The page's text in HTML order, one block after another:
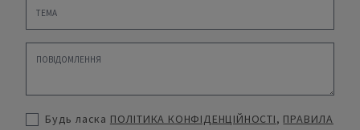
Будь ласка ПОЛІТИКА КОНФІДЕНЦІЙНОСТІ, ПРАВИЛА